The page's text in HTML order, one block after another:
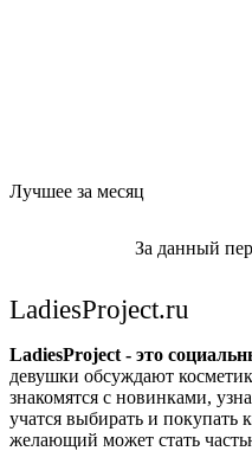
Лучшее за месяц
За данный
LadiesProject.ru
LadiesProject - это
девушки обсуждают
знакомятся с новинками,
учатся выбирать и покупать
желающий может стать